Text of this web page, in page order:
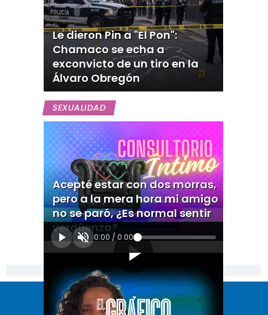
Le dieron Pin a "El Pon":
Chamaco se echa a
exconvicto de un tiro en la
Álvaro Obregón
SEXUALIDAD
Acepté estar con dos morras,
pero a la mera hora mi amigo
no se paró, ¿Es normal sentir
vergüenza?
0:00 / 0:00
[Publicidad]